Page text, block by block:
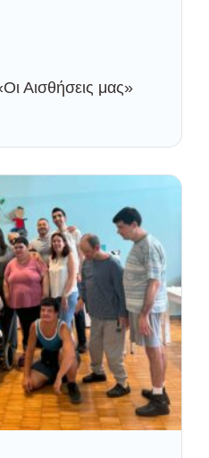
Αισθήσεις μας»